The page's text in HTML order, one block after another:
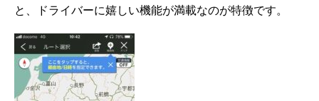
と、ドライバーに嬉しい機能が満載なのが特徴です。